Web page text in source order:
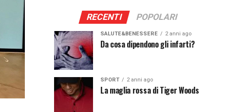
RECENTI POPOLARI
SALUTE&BENESSERE 2 anni ago
Da cosa dipendono gli infarti?
SPORT 2 anni ago
La maglia rossa di Tiger Woods